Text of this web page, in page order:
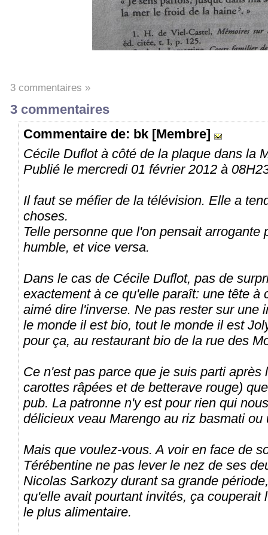
3 commentaires »
3 commentaires
Commentaire de: bk [Membre]
Cécile Duflot à côté de la plaque dans la
Publié le mercredi 01 février 2012 à
Il faut se méfier de la télévision. Elle a
choses.
Telle personne que l'on pensait arrogante
humble, et vice versa.
Dans le cas de Cécile Duflot, pas de
exactement à ce qu'elle paraît: une tête à
aimé dire l'inverse. Ne pas rester sur une
le monde il est bio, tout le monde il est
pour ça, au restaurant bio de la rue des
Ce n'est pas parce que je suis parti après
carottes râpées et de betterave rouge)
pub. La patronne n'y est pour rien qui
délicieux veau Marengo au riz basmati
Mais que voulez-vous. A voir en face de
Térébentine ne pas lever le nez de ses
Nicolas Sarkozy durant sa grande
qu'elle avait pourtant invités, ça couperait
le plus alimentaire.